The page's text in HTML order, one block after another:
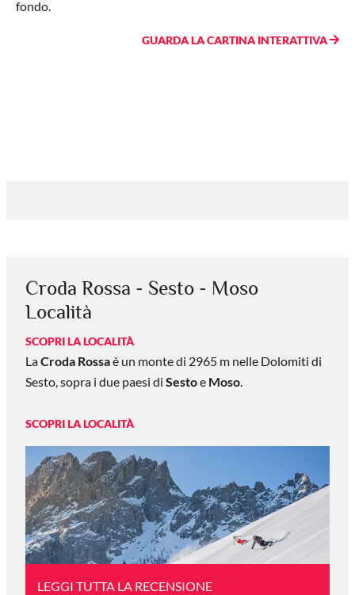
fondo.
GUARDA LA CARTINA INTERATTIVA
Croda Rossa - Sesto - Moso
Località
SCOPRI LA LOCALITÀ
LaCroda Rossaè un monte di 2965 m nelle Dolomiti di
Sesto, sopra i due paesi di Sestoe Moso
SCOPRI LA LOCALITÀ
LEGGI TUTTA LA RECENSIONE